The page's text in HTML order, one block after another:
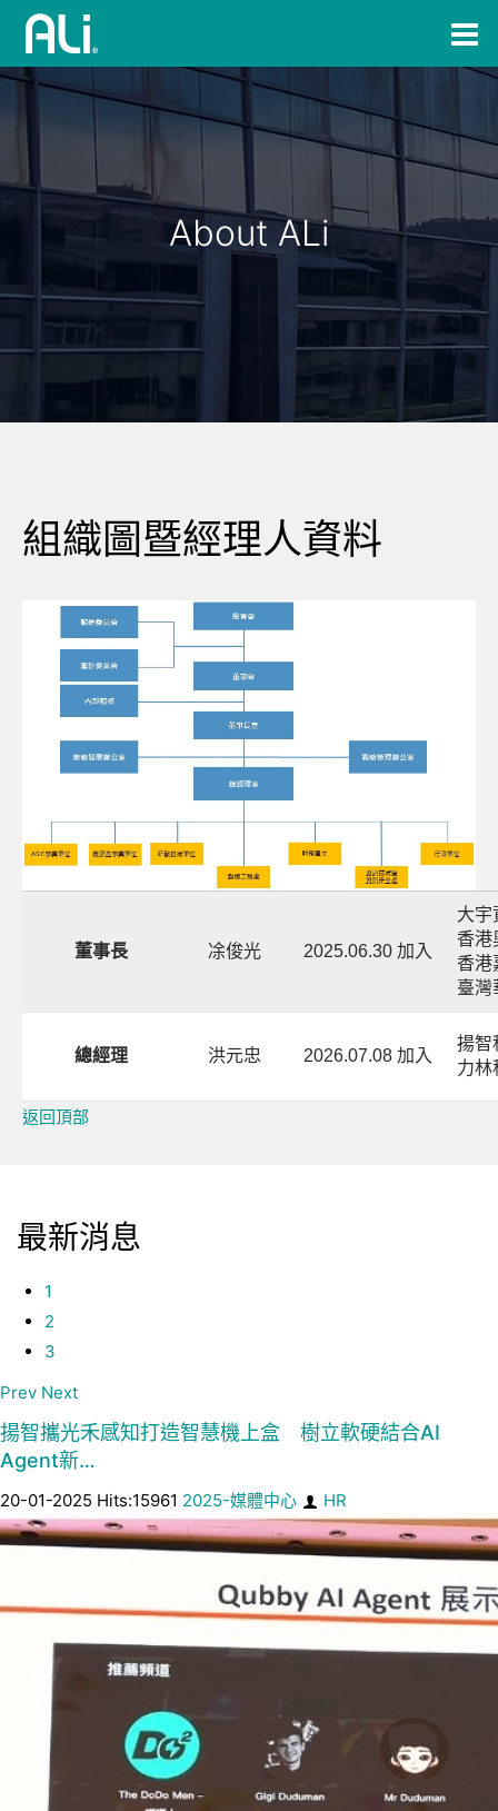
About ALi
組織圖暨經理人資料
董事長 凃俊光 2025.06.30 加入
大宇
香港
香港
臺灣
總經理 洪元忠 2026.07.08 加入
揚智
力林
返回頂部
最新消息
1
2
3
Prev Next
揚智攜光禾感知打造智慧機上盒 樹立軟硬結合AI
Agent新…
20-01-2025 Hits:15961 2025-媒體中心 HR